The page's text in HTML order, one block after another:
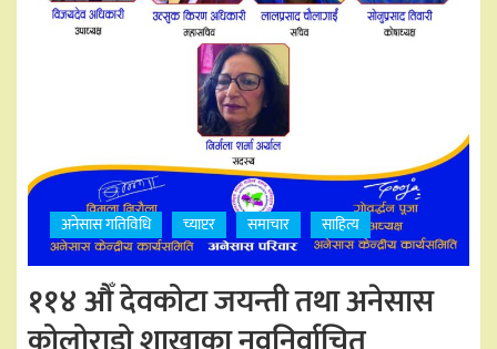
अनेसास गतिविधि च्याप्टर समाचार साहित्य
११४ औँ देवकोटा जयन्ती तथा अनेसास